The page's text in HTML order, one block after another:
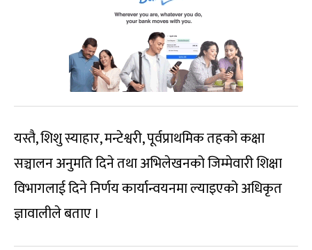
यस्तै, शिशु स्याहार, मन्टेश्वरी, पूर्वप्राथमिक तहको कक्षा
सञ्चालन अनुमति दिने तथा अभिलेखनको जिम्मेवारी शिक्षा
विभागलाई दिने निर्णय कार्यान्वयनमा ल्याइएको अधिकृत
ज्ञावालीले बताए ।